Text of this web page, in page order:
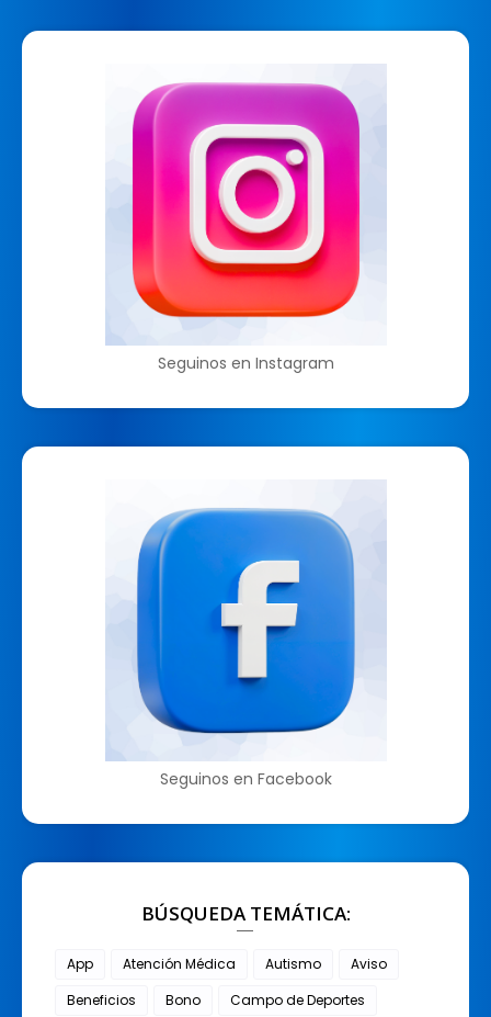
Seguinos en Instagram
Seguinos en Facebook
BÚSQUEDA TEMÁTICA:
App Atención Médica Autismo
Aviso
Beneficios
Bono
Campo de Deportes